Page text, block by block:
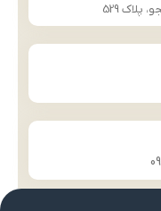
529